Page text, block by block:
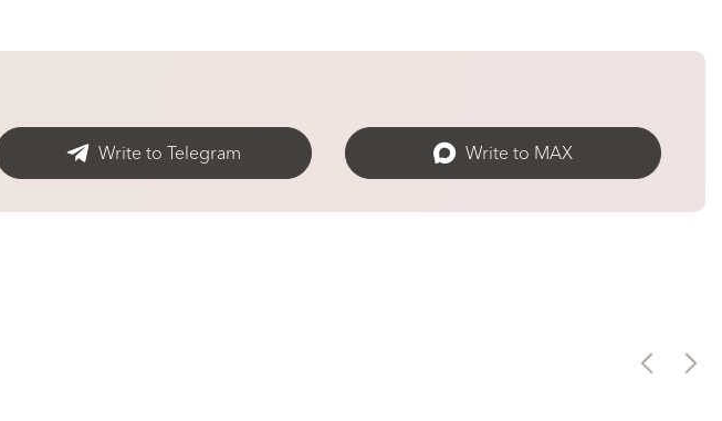
Write to Telegram Write to MAX